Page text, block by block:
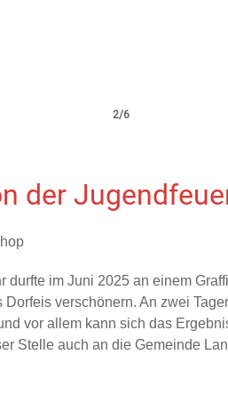
2/6
der
durfte im Juni 2025 an einem
Dorfeis verschönern. An zwei
vor allem kann sich das
Stelle auch an die Gemeinde